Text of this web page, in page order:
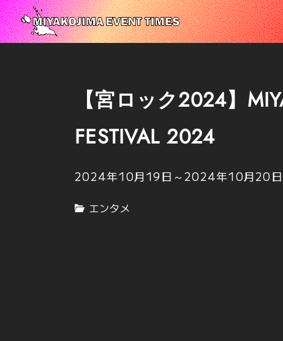
【宮ロック2024】
FESTIVAL 2024
2024年10月19日 ～2024年10月20日
エンタメ